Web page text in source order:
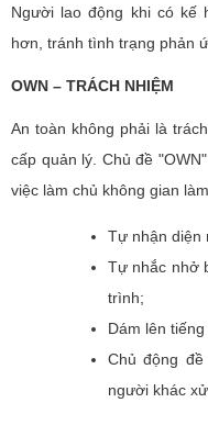
Người lao động khi có kế
hơn, tránh tình trạng phản
OWN – TRÁCH NHIỆM
An toàn không phải là
cấp quản lý. Chủ đề
việc làm chủ không gian
Tự nhận diện
Tự nhắc nhở
trình;
Dám lên
Chủ động
người khác xử